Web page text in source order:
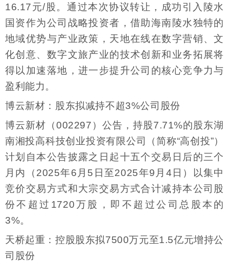
16.17元/股。通过本次协议转让，成功引入陵水
国资作为公司战略投资者，借助海南陵水独特的
地域优势与产业政策，天地在线在数字营销、文
化创意、数字文旅产业的技术创新和业务拓展将
得以加速落地，进一步提升公司的核心竞争力与
盈利能力。
博云新材：股东拟减持不超3%公司股份
博云新材（002297）公告，持股7.71%的股东湖
南湘投高科技创业投资有限公司（简称“高创投”）
计划自本公告披露之日起十五个交易日后的三个
月内（2025年6月5日至2025年9月4日）以集中
竞价交易方式和大宗交易方式合计减持本公司股
份不超过1720万股，即不超过公司总股本的
3%。
天桥起重：控股股东拟7500万元至1.5亿元增持公
司股份